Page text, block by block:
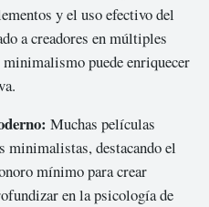
y el uso efectivo del
a creadores en múltiples
puede enriquecer
Muchas películas
minimalistas, destacando el
mínimo para crear
en la psicología de